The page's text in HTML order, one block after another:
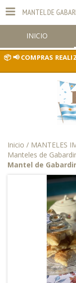
INICIO
📢 COMPRAS
Inicio / MANTELES
Manteles de
Mantel de